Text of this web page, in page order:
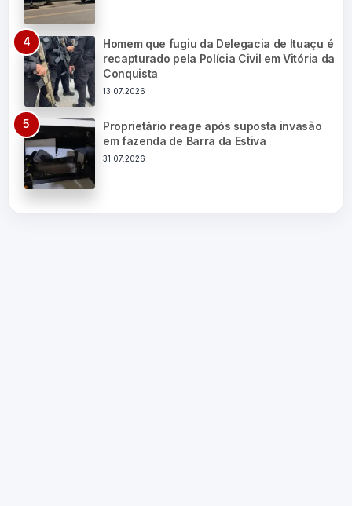
Homem que fugiu da Delegacia de Ituaçu é
recapturado pela Polícia Civil em Vitória da
Conquista
13.07.2026
Proprietário reage após suposta invasão
em fazenda de Barra da Estiva
31.07.2026